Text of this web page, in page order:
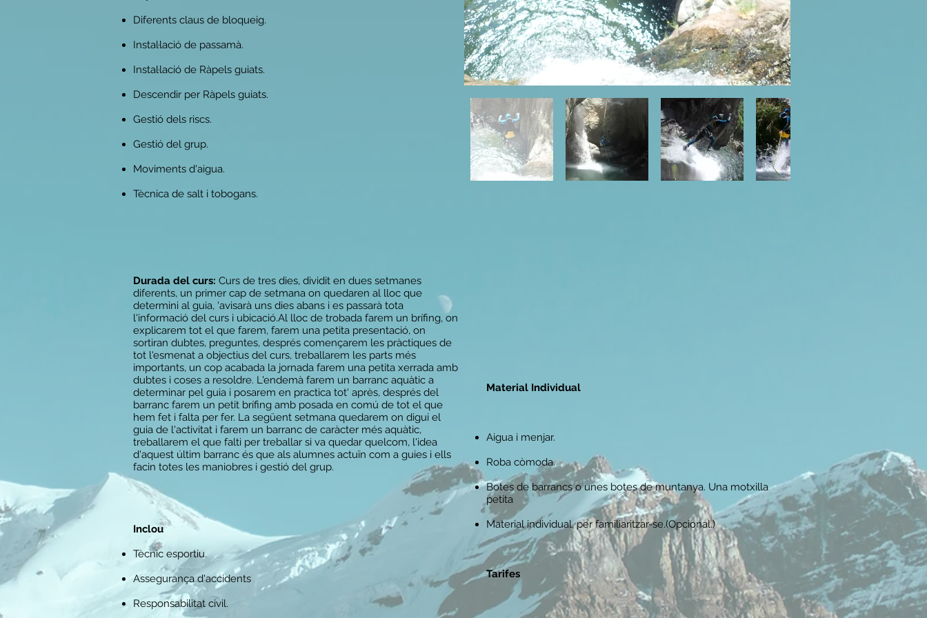
Diferents claus de bloqueig.
Instal·lació de passamà.
Instal·lació de Ràpels guiats.
Descendir per Ràpels guiats.
Gestió dels riscs.
Gestió del grup.
Moviments d'aigua.
Tècnica de salt i tobogans.
Durada del curs: Curs de tres dies, dividit en dues setmanes
diferents, un primer cap de setmana on quedaren al lloc que
determini al guia, 'avisarà uns dies abans i es passarà tota
l'informació del curs i ubicació.Al lloc de trobada farem un brífing, on
explicarem tot el que farem, farem una petita presentació, on
sortiran dubtes, preguntes, després començarem les pràctiques de
tot l'esmenat a objectius del curs, treballarem les parts més
importants, un cop acabada la jornada farem una petita xerrada amb
dubtes i coses a resoldre. L'endemà farem un barranc aquàtic a
determinar pel guia i posarem en practica tot' après, després del
barranc farem un petit brífing amb posada en comú de tot el que
hem fet i falta per fer. La següent setmana quedarem on digui el
guia de l'activitat i farem un barranc de caràcter més aquàtic,
treballarem el que falti per treballar si va quedar quelcom, l'idea
d'aquest últim barranc és que als alumnes actuïn com a guies i ells
facin totes les maniobres i gestió del grup.
​Inclou
Tècnic esportiu.
Assegurança d'accidents
Responsabilitat civil.
Material Individual
Aigua i menjar.
Roba còmoda.
Botes de barrancs o unes botes de muntanya. Una motxilla
petita
Material individual, per familiaritzar-se.(Opcional.)
Tarifes